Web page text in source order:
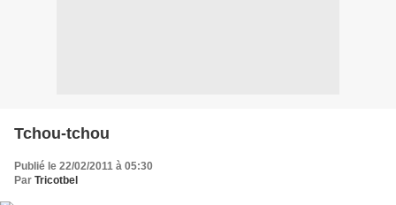
Tchou-tchou
Publié le 22/02/2011 à 05:30
Par Tricotbel